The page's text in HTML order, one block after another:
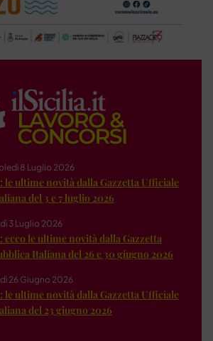
8 Luglio 2026
le ultime novità dalla Gazzetta Ufficiale
del 3 e 7 luglio 2026
3 Luglio 2026
ecco le ultime novità dalla Gazzetta
Italiana del 26 e 30 giugno 2026
26 Giugno 2026
le ultime novità dalla Gazzetta Ufficiale
del 23 giugno 2026